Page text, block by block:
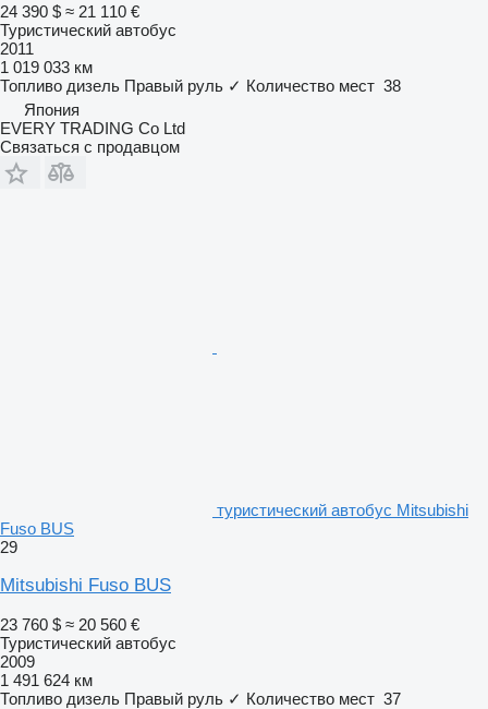
24 390 $ ≈ 21 110 €
Туристический автобус
2011
1 019 033 км
Топливо дизель Правый руль ✓ Количество мест 38
Япония
EVERY TRADING Co Ltd
Связаться с продавцом
туристический автобус Mitsubishi
Fuso BUS
29
Mitsubishi Fuso BUS
23 760 $ ≈ 20 560 €
Туристический автобус
2009
1 491 624 км
Топливо дизель Правый руль ✓ Количество мест 37